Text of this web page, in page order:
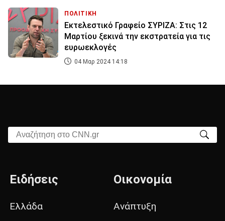
ΠΟΛΙΤΙΚΗ
Εκτελεστικό Γραφείο ΣΥΡΙΖΑ: Στις 12
Μαρτίου ξεκινά την εκστρατεία για τις
ευρωεκλογές
04 Μαρ 2024 14:18
Αναζήτηση στο CNN.gr
Ειδήσεις
Ελλάδα
Οικονομία
Ανάπτυξη